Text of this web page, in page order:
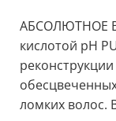
АБСОЛЮТНОЕ
кислотой pH
ломких волос.